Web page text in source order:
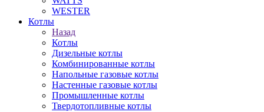
WESTER
Котлы
Назад
Котлы
Дизельные котлы
Комбинированные котлы
Напольные газовые котлы
Настенные газовые котлы
Промышленные котлы
Твердотопливные котлы